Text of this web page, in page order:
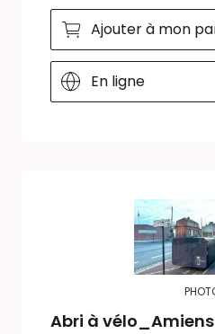
Ajouter à mon
En ligne
Abri à